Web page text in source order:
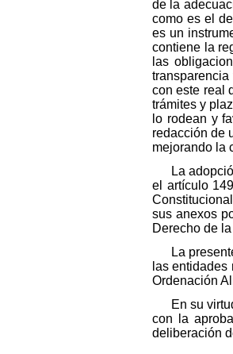
de la
como es el
es un
contiene la
las
con este real
trámites y
lo rodean y
redacción de
mejorando la
La
el artículo
sus anexos
Derecho de
La
las
Ordenación
En su
con la
deliberación